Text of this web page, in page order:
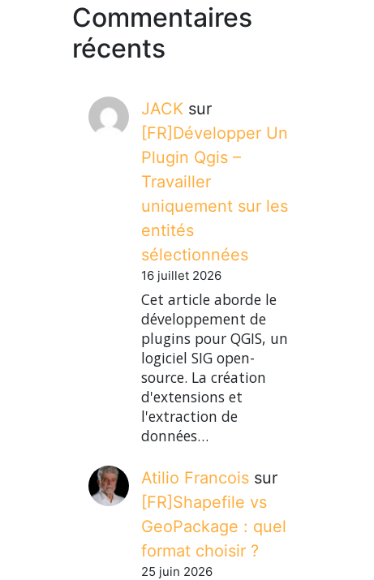
Commentaires
récents
JACK sur
[FR]Développer Un
Plugin Qgis –
Travailler
uniquement sur les
entités
sélectionnées
16 juillet 2026
Cet article aborde le
développement de
plugins pour QGIS, un
logiciel SIG open-
source. La création
d'extensions et
l'extraction de
données…
Atilio Francois sur
[FR]Shapefile vs
GeoPackage : quel
format choisir ?
25 juin 2026